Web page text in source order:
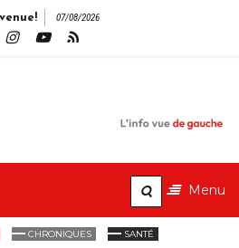
07/08/2026
Menu
CHRONIQUES SANTÉ